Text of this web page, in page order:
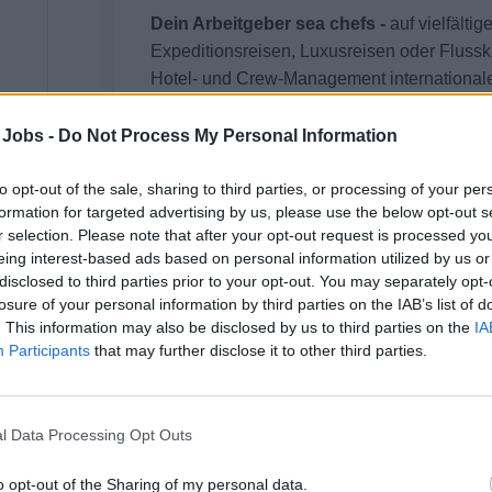
- Do Not Process My Personal Information
opt-out of the sale, sharing to third parties, or processing of your
for targeted advertising by us, please use the below opt-out
selection. Please note that after your opt-out request is processed
interest-based ads based on personal information utilized by us
to third parties prior to your opt-out. You may separately
of your personal information by third parties on the IAB’s list of
This information may also be disclosed by us to third parties on the
Participants that may further disclose it to other third parties.
Data Processing Opt Outs
opt-out of the Sharing of my personal data.
Dein Arbeitgeber sea chefs - auf
Expeditionsreisen, Luxusreisen oder
Hotel- und Crew-Management
einzigartige Karrieremöglichkeiten an
hin zum Luxussegment.
Entdecke mit uns die Welt und erlebe deine
Dein Job
Das erwartet dich auf deiner Reise mit uns:
Operative Leitung mehrerer Bars an Bord in
Gesamtverantwortung für den reibunglosen
damit verbundenen administrativen Aufgaben